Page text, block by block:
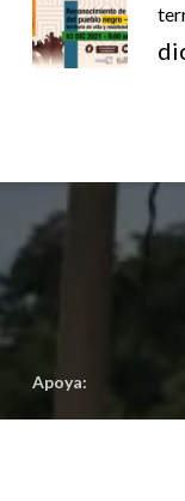
Apoya: